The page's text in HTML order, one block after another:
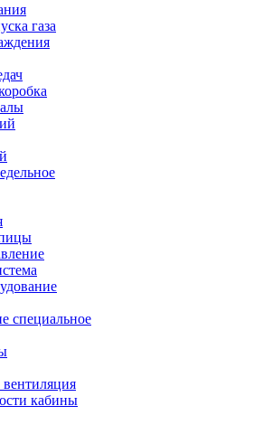
газа
специальное
кабины